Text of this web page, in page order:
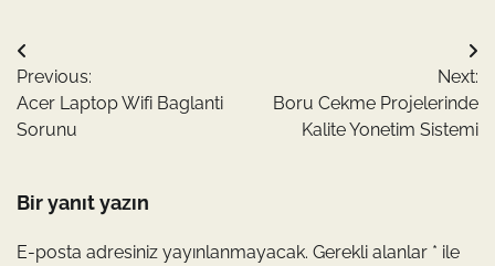
Yazı
gezinmesi
Previous:
Acer Laptop Wifi Baglanti
Sorunu
Next:
Boru Cekme Projelerinde
Kalite Yonetim Sistemi
Bir yanıt yazın
E-posta adresiniz yayınlanmayacak. Gerekli alanlar * ile